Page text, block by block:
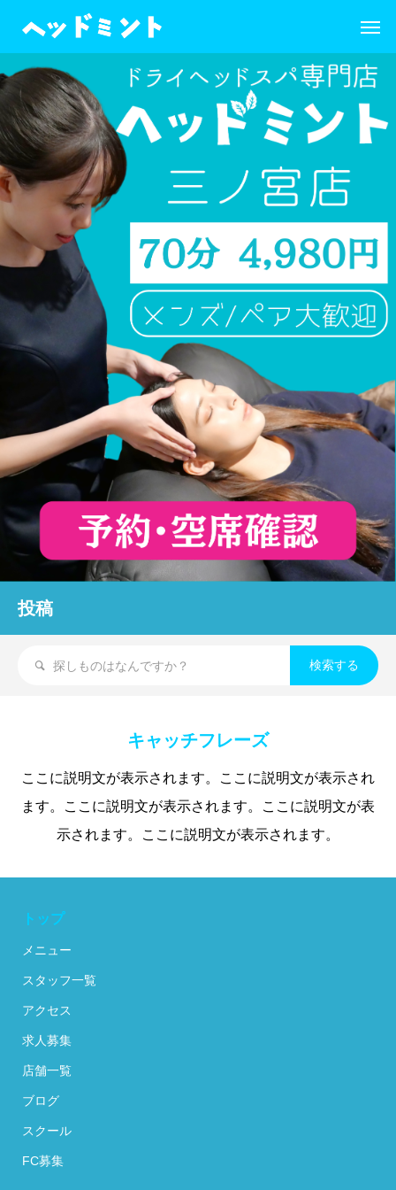
投稿
キャッチフレーズ
ここに説明文が表示されます。ここに説明文が表示され
ます。ここに説明文が表示されます。ここに説明文が表
示されます。ここに説明文が表示されます。
トップ
メニュー
スタッフ一覧
アクセス
求人募集
店舗一覧
ブログ
スクール
FC募集